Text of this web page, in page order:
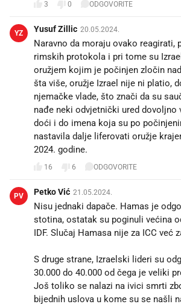
3 0 ODGOVORITE
YZ Yusuf Zillic 20.05.2024.
Naravno da moraju ovako reagirati,
rimskih protokola i pri tome su
oružjem kojim je počinjen zločin
šta više, oružje Izrael nije ni platio,
njemačke vlade, što znači da su
nađe neki odvjetnički ured dovoljno
doći i do imena koja su po
nastavila dalje liferovati oružje
2024. godine.
16 6 ODGOVORITE
PV Petko Vić 21.05.2024.
Nisu jednaki dapače. Hamas je
stotina, ostatak su poginuli većina
IDF. Slučaj Hamasa nije za ICC već
S druge strane, Izraelski lideri su
30.000 do 40.000 od čega je veliki
Još toliko se nalazi na ivici smrti
bijednih uslova u kome su se našli